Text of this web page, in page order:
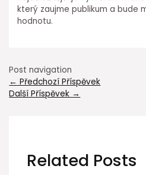
který zaujme publikum a bude
hodnotu.
Post navigation
← Předchozí Příspěvek
Další Příspěvek →
Related Posts